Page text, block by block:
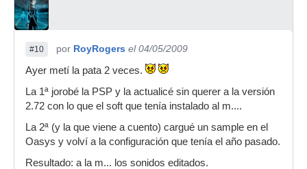
#10 por RoyRogers el 04/05/2009
Ayer metí la pata 2 veces.
La 1ª jorobé la PSP y la actualicé sin querer a la versión
2.72 con lo que el soft que tenía instalado al m....
La 2ª (y la que viene a cuento) cargué un sample en el
Oasys y volví a la configuración que tenía el año pasado.
Resultado: a la m... los sonidos editados.